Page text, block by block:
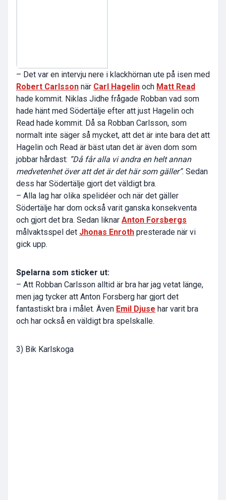
– Det var en intervju nere i klackhörnan ute på isen med
Robert Carlsson när Carl Hagelin och Matt Read
hade kommit. Niklas Jidhe frågade Robban vad som
hade hänt med Södertälje efter att just Hagelin och
Read hade kommit. Då sa Robban Carlsson, som
normalt inte säger så mycket, att det är inte bara det att
Hagelin och Read är bäst utan det är även dom som
jobbar hårdast: ”Då får alla vi andra en helt annan
medvetenhet över att det är det här som gäller”. Sedan
dess har Södertälje gjort det väldigt bra.
– Alla lag har olika spelidéer och när det gäller
Södertälje har dom också varit ganska konsekventa
och gjort det bra. Sedan liknar Anton Forsbergs
målvaktsspel det Jhonas Enroth presterade när vi
gick upp.
Spelarna som sticker ut:
– Att Robban Carlsson alltid är bra har jag vetat länge,
men jag tycker att Anton Forsberg har gjort det
fantastiskt bra i målet. Även Emil Djuse har varit bra
och har också en väldigt bra spelskalle.
3) Bik Karlskoga